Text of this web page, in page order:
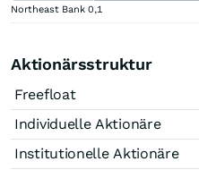
Northeast Bank 0,1
Aktionärsstruktur
Freefloat
Individuelle Aktionäre
Institutionelle Aktionäre